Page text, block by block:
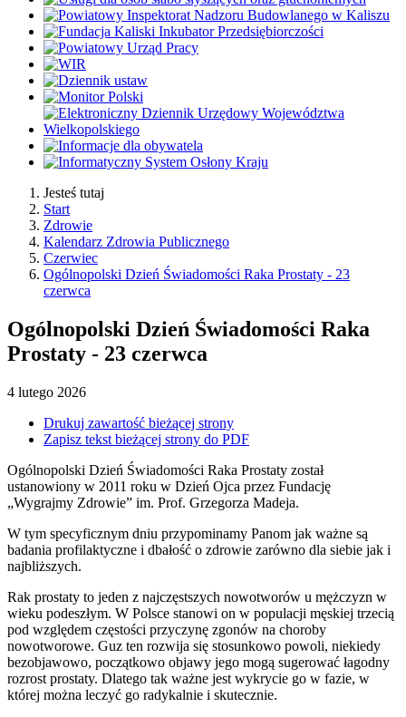
Jesteś tutaj
Start
Zdrowie
Kalendarz Zdrowia Publicznego
Czerwiec
Ogólnopolski Dzień Świadomości Raka Prostaty - 23
czerwca
Ogólnopolski Dzień Świadomości Raka
Prostaty - 23 czerwca
4 lutego 2026
Drukuj zawartość bieżącej strony
Zapisz tekst bieżącej strony do PDF
Ogólnopolski Dzień Świadomości Raka Prostaty został
ustanowiony w 2011 roku w Dzień Ojca przez Fundację
„Wygrajmy Zdrowie” im. Prof. Grzegorza Madeja.
W tym specyficznym dniu przypominamy Panom jak ważne są
badania profilaktyczne i dbałość o zdrowie zarówno dla siebie jak i
najbliższych.
Rak prostaty to jeden z najczęstszych nowotworów u mężczyzn w
wieku podeszłym. W Polsce stanowi on w populacji męskiej trzecią
pod względem częstości przyczynę zgonów na choroby
nowotworowe. Guz ten rozwija się stosunkowo powoli, niekiedy
bezobjawowo, początkowo objawy jego mogą sugerować łagodny
rozrost prostaty. Dlatego tak ważne jest wykrycie go w fazie, w
której można leczyć go radykalnie i skutecznie.